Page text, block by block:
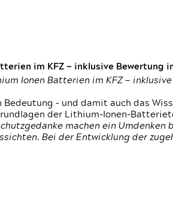
im KFZ — inklusive Bewertung
Ionen Batterien im KFZ —
– und damit auch das
der Lithium-Ionen-
machen ein
Bei der Entwicklung der